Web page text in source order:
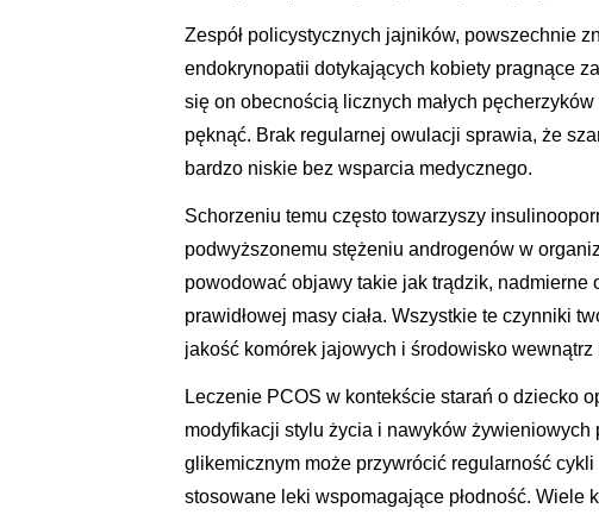
Zespół policystycznych jajników, powszechnie
endokrynopatii dotykających kobiety pragnące
się on obecnością licznych małych
pęknąć. Brak regularnej owulacji sprawia, że
bardzo niskie bez wsparcia medycznego.
Schorzeniu temu często towarzyszy
podwyższonemu stężeniu androgenów w
powodować objawy takie jak trądzik, nadmierne
prawidłowej masy ciała. Wszystkie te czynniki
jakość komórek jajowych i środowisko
Leczenie PCOS w kontekście starań o dziecko
modyfikacji stylu życia i nawyków
glikemicznym może przywrócić regularność
stosowane leki wspomagające płodność. Wiele